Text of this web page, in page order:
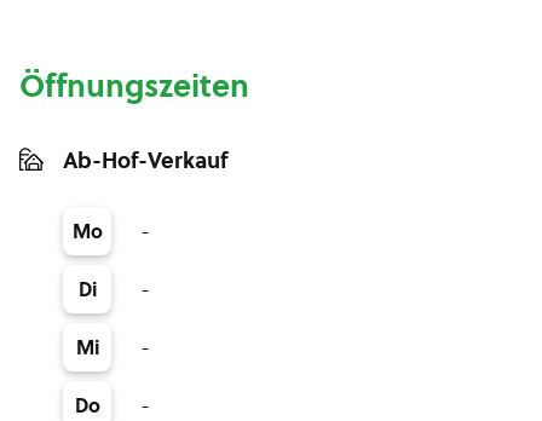
Öffnungszeiten
Ab-Hof-Verkauf
Mo -
Di -
Mi -
Do -